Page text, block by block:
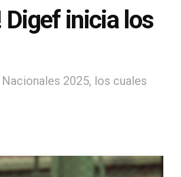
Digef inicia los
2025, los cuales